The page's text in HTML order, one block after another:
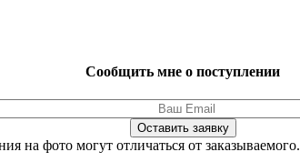
Сообщить мне о поступлении
Оставить заявку
на фото могут отличаться от заказываемого.